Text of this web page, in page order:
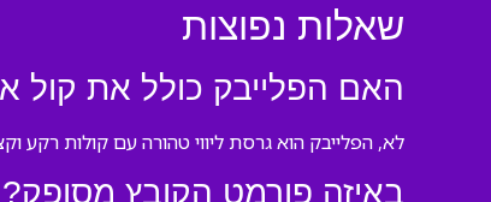
שאלות נפוצות
האם הפלייבק כולל את קול
לא, הפלייבק הוא גרסת ליווי טהורה עם קולות רקע
באיזה פורמט הקובץ מסופק?